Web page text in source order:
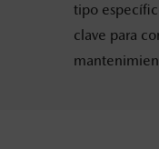
tipo
clave para